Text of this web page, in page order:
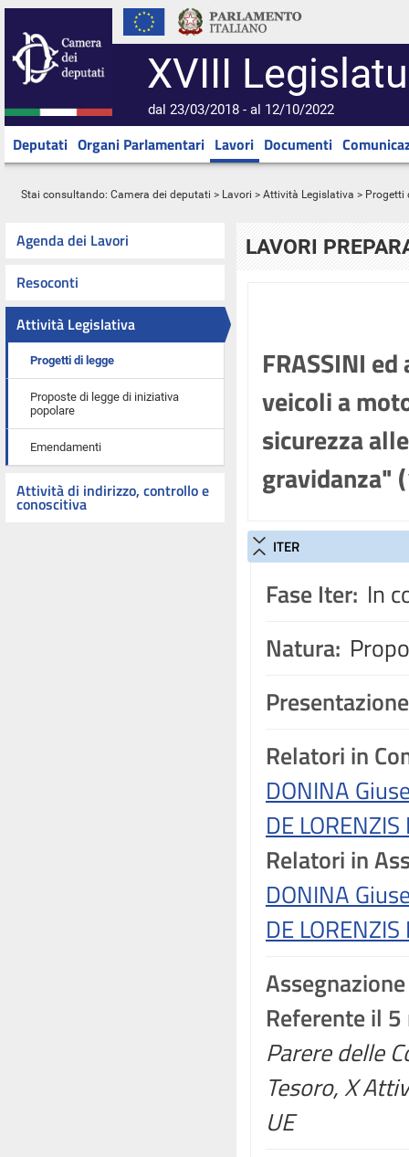
XVIII
dal 23/03/2018 - al 12/10/2022
Deputati Organi Parlamentari Lavori Documenti
Stai consultando: Camera dei deputati > Lavori > Attività Legislativa > Progetti
Agenda dei Lavori
Resoconti
Attività Legislativa
Progetti di legge
Proposte di legge di iniziativa
popolare
Emendamenti
Attività di indirizzo, controllo e
conoscitiva
LAVORI
FRASSINI
veicoli a
sicurezza
gravidanza"
ITER
Fase Iter: In
Natura:
Relatori in
DONINA
DE
Relatori in
DONINA
DE
Assegnazione
Referente il
Parere delle
Tesoro, X
UE